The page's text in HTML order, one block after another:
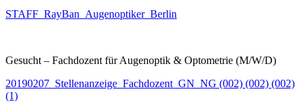
STAFF_RayBan_Augenoptiker_Berlin
Gesucht – Fachdozent für Augenoptik & Optometrie (M/W/D)
20190207_Stellenanzeige_Fachdozent_GN_NG (002) (002) (002)
(1)